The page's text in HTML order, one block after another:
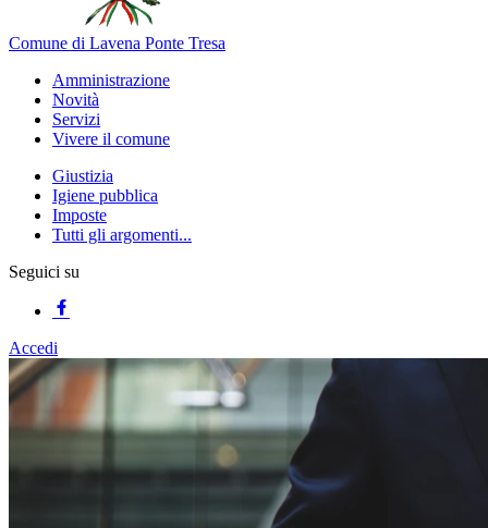
Comune di Lavena Ponte Tresa
Amministrazione
Novità
Servizi
Vivere il comune
Giustizia
Igiene pubblica
Imposte
Tutti gli argomenti...
Seguici su
Accedi